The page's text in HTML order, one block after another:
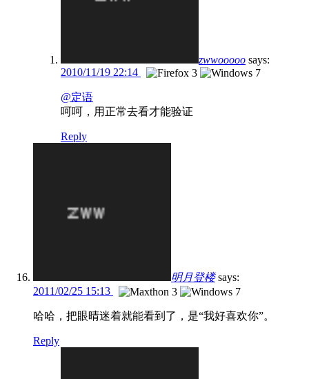
zwwooooo says:
2010/11/19 22:14
@定语
呵呵，用正常去看才能验证
Reply
明月登楼 says:
2011/02/25 15:13
哈哈，把眼晴迷着就能看到了，是“我好喜欢你”。
Reply